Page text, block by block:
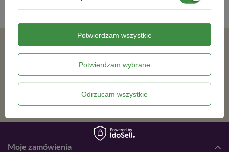
ZAPISZ SIĘ
Moje zamówienia
Potwierdzam wybrane
Odrzucam wszystkie
Potwierdzam wszystkie